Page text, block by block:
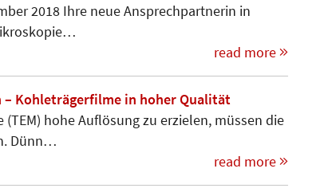
2018 Ihre neue Ansprechpartnerin in
read more
– Kohleträgerfilme in hoher Qualität
hohe Auflösung zu erzielen, müssen die
Dünn…
read more